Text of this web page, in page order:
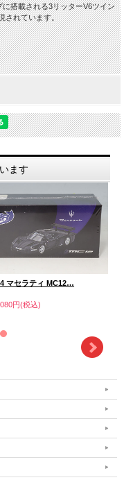
搭載される3リッターV6ツイン
されています。
ます
マセラティ MC12…
円(税込)